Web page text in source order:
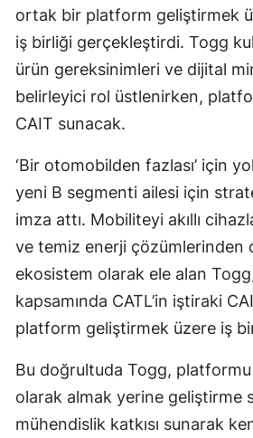
ortak bir platform geliştirmek
iş birliği gerçekleştirdi. Togg
ürün gereksinimleri ve dijital
belirleyici rol üstlenirken,
CAIT sunacak.
‘Bir otomobilden fazlası’ için
yeni B segmenti ailesi için
imza attı. Mobiliteyi akıllı
ve temiz enerji çözümlerinden
ekosistem olarak ele alan
kapsamında CATL’in iştiraki
platform geliştirmek üzere iş
Bu doğrultuda Togg, platformu
olarak almak yerine geliştirme
mühendislik katkısı sunarak